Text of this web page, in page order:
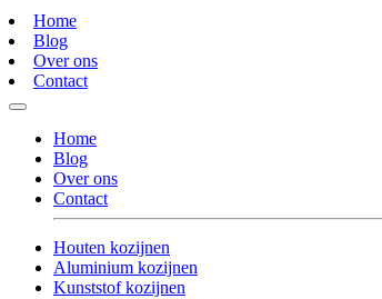
Home
Blog
Over ons
Contact
Home
Blog
Over ons
Contact
Houten kozijnen
Aluminium kozijnen
Kunststof kozijnen